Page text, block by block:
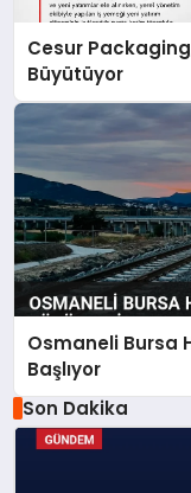
Cesur
Büyütüyor
Osmaneli Bursa
Başlıyor
Son Dakika